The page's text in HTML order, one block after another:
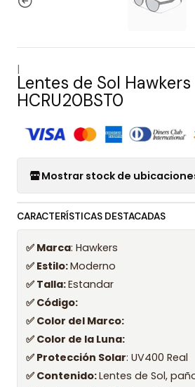
|
Lentes de Sol
HCRU20BST0
Mostrar stock de
CARACTERÍSTICAS DESTACADAS
✅ Marca: Hawkers
✅ Estilo:Moderno
✅ Talla:Estandar
✅ Código:
✅ Color del Marco:
✅ Color de la Luna:
✅ Protección Solar: UV400 Real
✅ Contenido:Lentes de Sol,